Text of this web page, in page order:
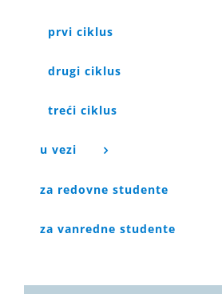
prvi ciklus
drugi ciklus
treći ciklus
u vezi
za redovne studente
za vanredne studente